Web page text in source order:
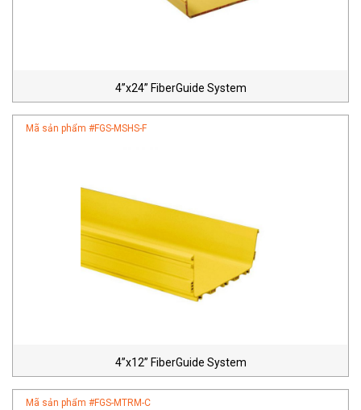
4”x24” FiberGuide System
Mã sản phẩm #FGS-MSHS-F
4”x12” FiberGuide System
Mã sản phẩm #FGS-MTRM-C